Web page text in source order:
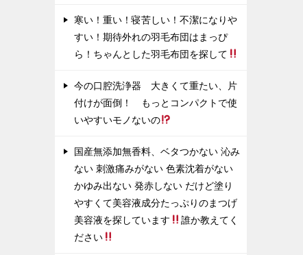
寒い！重い！寝苦しい！不潔になりや
すい！期待外れの羽毛布団はまっぴ
ら！ちゃんとした羽毛布団を探して
今の口腔洗浄器 大きくて重たい、片
付けが面倒！ もっとコンパクトで使
いやすいモノないの
国産無添加無香料、ベタつかない 沁み
ない 刺激痛みがない 色素沈着がない
かゆみ出ない 発赤しない だけど塗り
やすくて美容液成分たっぷりのまつげ
美容液を探しています
誰か教えてく
ださい